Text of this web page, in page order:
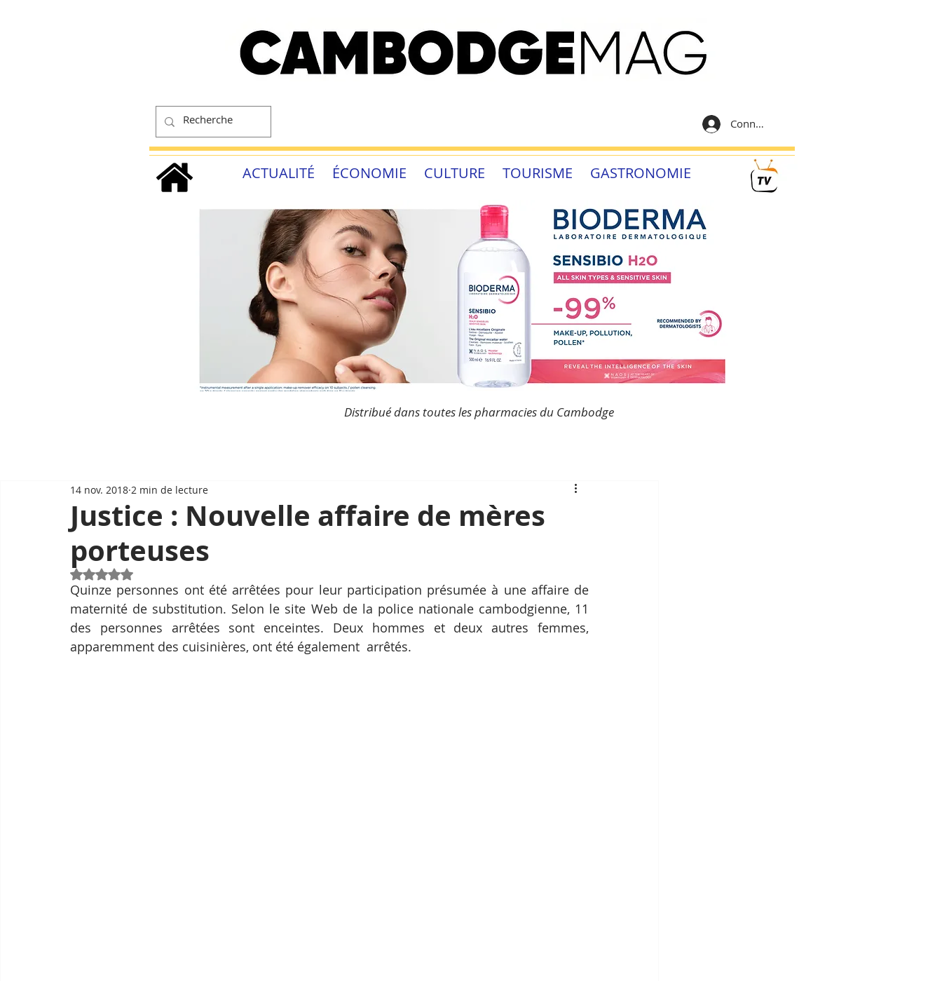
Connexion
ACTUALITÉ ÉCONOMIE CULTURE TOURISME GASTRONOMIE
Distribué dans toutes les pharmacies du Cambodge
Justice : Nouvelle affaire de mères
porteuses
14 nov. 2018 2 min de lecture
Noté NaN étoiles sur 5.
Quinze personnes ont été arrêtées pour leur participation présumée à une affaire de
maternité de substitution. Selon le site Web de la police nationale cambodgienne, 11
des personnes arrêtées sont enceintes. Deux hommes et deux autres femmes,
apparemment des cuisinières, ont été également  arrêtés.